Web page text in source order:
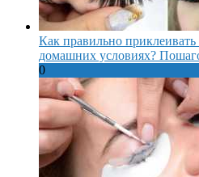
Как правильно
домашних условиях?
0